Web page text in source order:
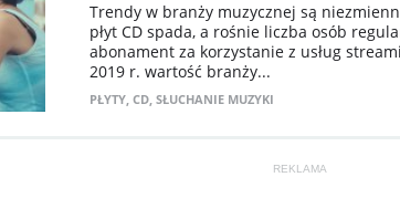
Trendy w branży muzycznej są
płyt CD spada, a rośnie liczba osób
abonament za korzystanie z usług
2019 r. wartość branży...
PŁYTY, CD, SŁUCHANIE MUZYKI
REKLAMA